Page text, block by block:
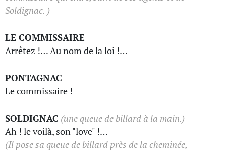
Soldignac. )
LE COMMISSAIRE
Arrêtez !… Au nom de la loi !…
PONTAGNAC
Le commissaire !
SOLDIGNAC (une queue de billard à la main.)
Ah ! le voilà, son "love" !…
(Il pose sa queue de billard près de la cheminée,